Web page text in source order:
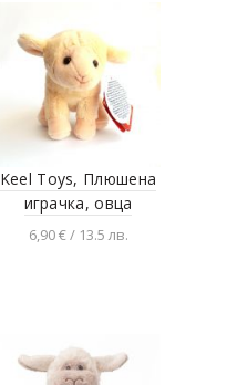
Keel Toys, Плюшена
играчка, овца
6,90 € / 13.5 лв.